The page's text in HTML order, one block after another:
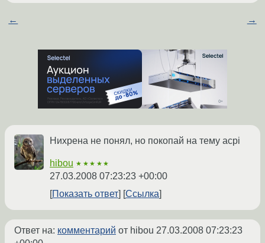
← →
Нихрена не понял, но покопай на тему acpi
hibou ★★★★★
27.03.2008 07:23:23 +00:00
Показать ответ
Ссылка
Ответ на: комментарий от hibou 27.03.2008 07:23:23